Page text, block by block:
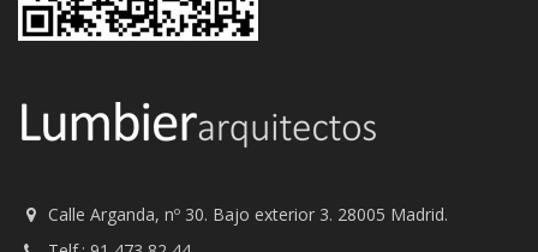
Calle Arganda, nº 30. Bajo exterior 3. 28005 Madrid.